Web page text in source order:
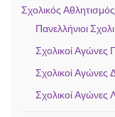
Σχολικός Αθλητισμός
Πανελλήνιοι
Σχολικοί Αγώνες
Σχολικοί Αγώνες
Σχολικοί Αγώνες